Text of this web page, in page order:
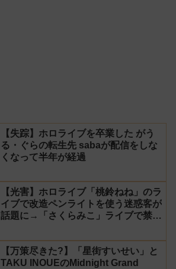
【失踪】ホロライブを卒業した がう
る・ぐらの転生先 sabaが配信をしな
くなって半年が経過
【光害】ホロライブ「桃鈴ねね」のラ
イブで改造ペンライトを使う迷惑客が
話題に→「さくらみこ」ライブで禁止
【万策尽きた?】「星街すいせい」と
TAKU INOUEのMidnight Grand